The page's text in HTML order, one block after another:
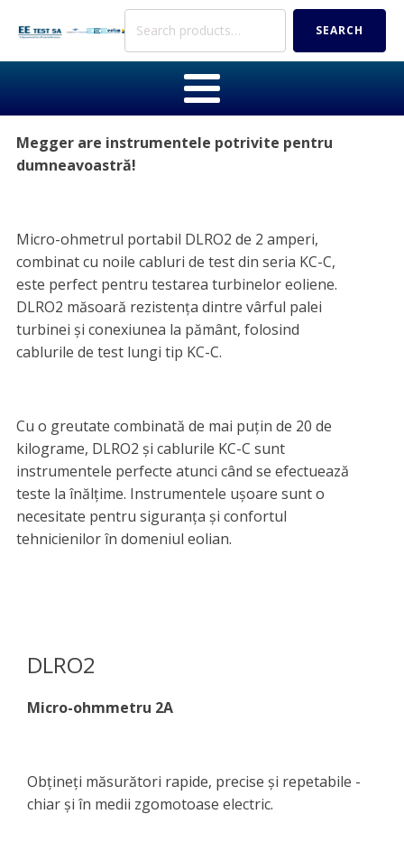
Search
SEARCH
Megger are instrumentele potrivite pentru
dumneavoastră!
Micro-ohmetrul portabil DLRO2 de 2 amperi,
combinat cu noile cabluri de test din seria KC-C,
este perfect pentru testarea turbinelor eoliene.
DLRO2 măsoară rezistența dintre vârful palei
turbinei și conexiunea la pământ, folosind
cablurile de test lungi tip KC-C.
Cu o greutate combinată de mai puțin de 20 de
kilograme, DLRO2 și cablurile KC-C sunt
instrumentele perfecte atunci când se efectuează
teste la înălțime. Instrumentele ușoare sunt o
necesitate pentru siguranța și confortul
tehnicienilor în domeniul eolian.
DLRO2
Micro-ohmmetru 2A
Obțineți măsurători rapide, precise și repetabile -
chiar și în medii zgomotoase electric.